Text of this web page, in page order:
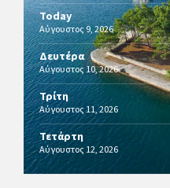
Today
Αύγουστος 9, 2026
Δευτέρα
Αύγουστος 10, 2026
Τρίτη
Αύγουστος 11, 2026
Τετάρτη
Αύγουστος 12, 2026